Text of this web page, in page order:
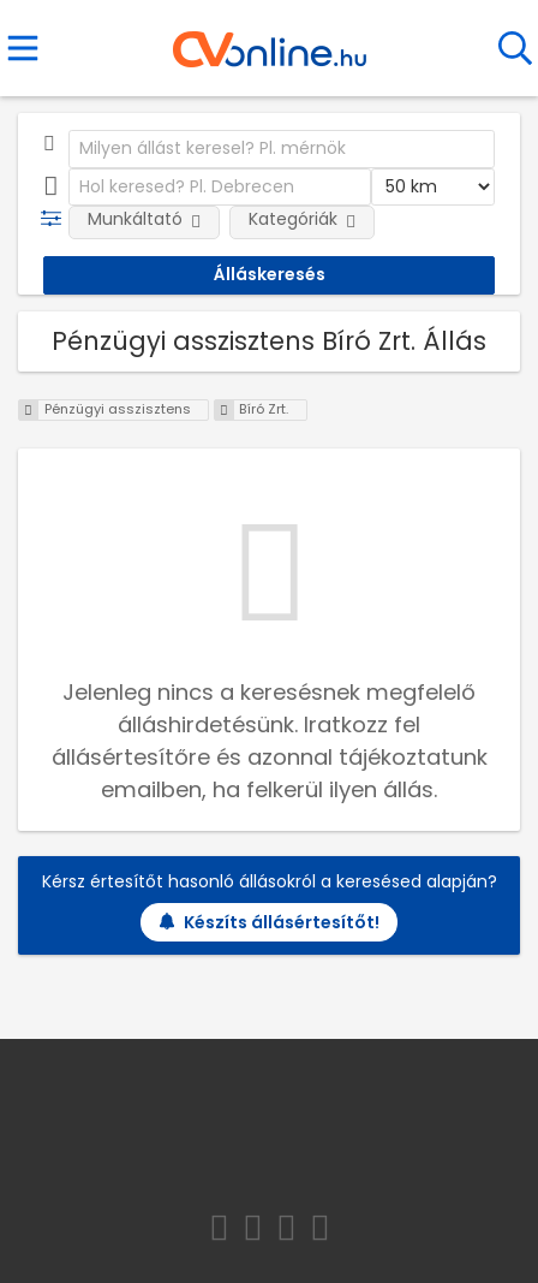
Munkáltató Kategóriák
Pénzügyi asszisztens Bíró Zrt. Állás
Pénzügyi asszisztens Bíró Zrt.
Jelenleg nincs a keresésnek megfelelő
álláshirdetésünk. Iratkozz fel
állásértesítőre és azonnal tájékoztatunk
emailben, ha felkerül ilyen állás.
Kérsz értesítőt hasonló állásokról a keresésed alapján?
Készíts állásértesítőt!